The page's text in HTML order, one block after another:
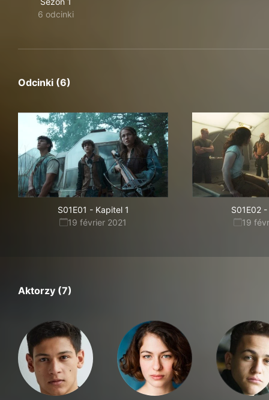
6 odcinki
Odcinki (6)
S01E01 - Kapitel 1
19 février 2021
S01E02-
19
Aktorzy (7)